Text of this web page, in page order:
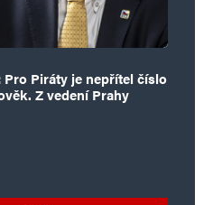
Pro Piráty je nepřítel číslo
Z vedení Prahy